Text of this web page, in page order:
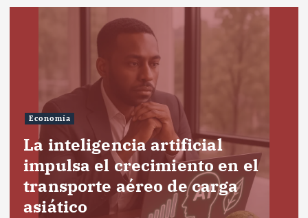
Economía
La inteligencia artificial
impulsa el crecimiento en el
transporte aéreo de carga
asiático